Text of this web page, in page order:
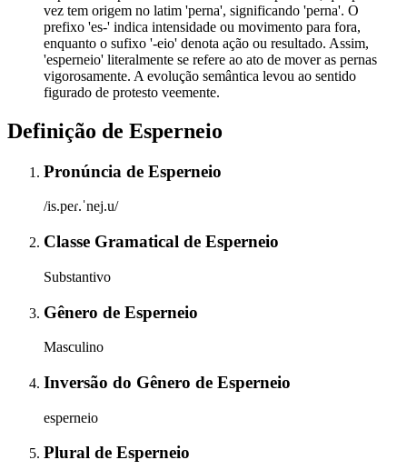
vez tem origem no latim 'perna', significando 'perna'. O
prefixo 'es-' indica intensidade ou movimento para fora,
enquanto o sufixo '-eio' denota ação ou resultado. Assim,
'esperneio' literalmente se refere ao ato de mover as pernas
vigorosamente. A evolução semântica levou ao sentido
figurado de protesto veemente.
Definição de Esperneio
Pronúncia de Esperneio
/is.peɾ.ˈnej.u/
Classe Gramatical de Esperneio
Substantivo
Gênero de Esperneio
Masculino
Inversão do Gênero de Esperneio
esperneio
Plural de Esperneio